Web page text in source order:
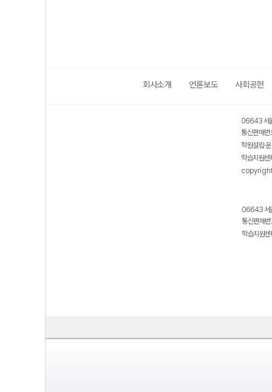
회사소개 언론보도 사회공헌
06643 서
통신판매
학원설립·
학습지원
06643 서
통신판매
학습지원